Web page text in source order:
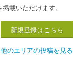
載いただけます。
新規登録はこちら
他のエリアの投稿を見る